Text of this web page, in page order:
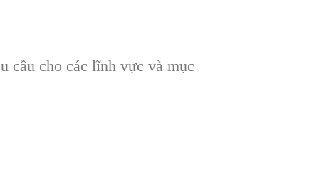
cầu cho các lĩnh vực và mục